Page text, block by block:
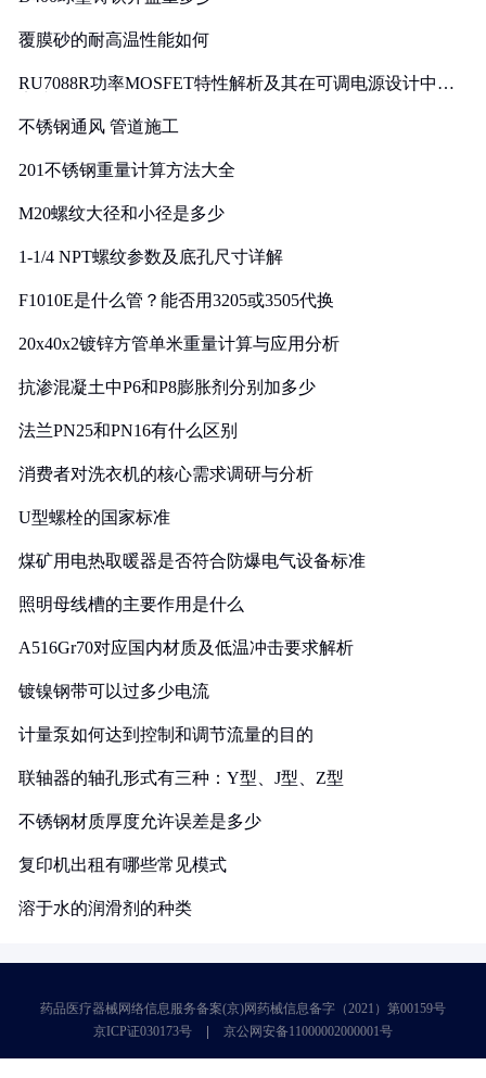
覆膜砂的耐高温性能如何
RU7088R功率MOSFET特性解析及其在可调电源设计中的
不锈钢通风 管道施工
201不锈钢重量计算方法大全
M20螺纹大径和小径是多少
1-1/4 NPT螺纹参数及底孔尺寸详解
F1010E是什么管？能否用3205或3505代换
20x40x2镀锌方管单米重量计算与应用分析
抗渗混凝土中P6和P8膨胀剂分别加多少
法兰PN25和PN16有什么区别
消费者对洗衣机的核心需求调研与分析
U型螺栓的国家标准
煤矿用电热取暖器是否符合防爆电气设备标准
照明母线槽的主要作用是什么
A516Gr70对应国内材质及低温冲击要求解析
镀镍钢带可以过多少电流
计量泵如何达到控制和调节流量的目的
联轴器的轴孔形式有三种：Y型、J型、Z型
不锈钢材质厚度允许误差是多少
复印机出租有哪些常见模式
溶于水的润滑剂的种类
药品医疗器械网络信息服务备案(京)网药械信息备字（2021）第00159号
京ICP证030173号
京公网安备11000002000001号